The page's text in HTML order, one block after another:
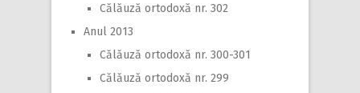
Călăuză ortodoxă nr. 302
Anul 2013
Călăuză ortodoxă nr. 300-301
Călăuză ortodoxă nr. 299